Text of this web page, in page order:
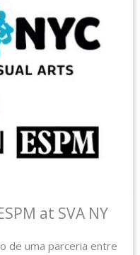
at SVA NY
de uma parceria entre